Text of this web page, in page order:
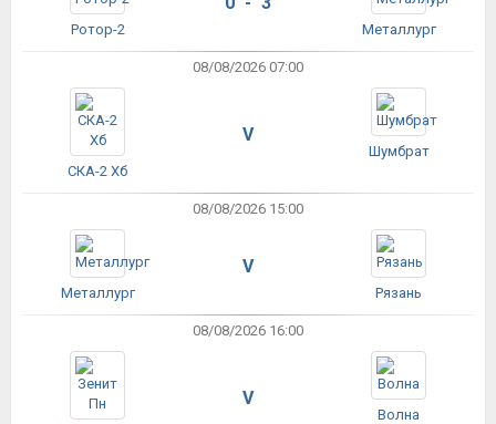
Ротор-2 Металлург
08/08/2026 07:00
СКА-2 Хб
V
Шумбрат
08/08/2026 15:00
Металлург
V
Рязань
08/08/2026 16:00
V
Волна